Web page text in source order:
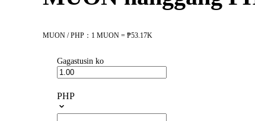
MUON / PHP：1 MUON = ₱53.17K
Gagastusin ko
PHP